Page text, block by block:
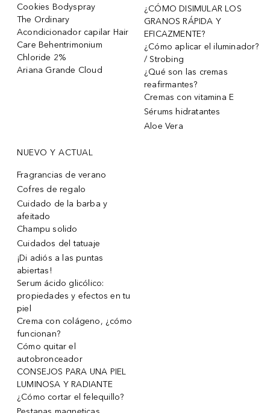
Cookies Bodyspray
The Ordinary
Acondicionador capilar Hair
Care Behentrimonium
Chloride 2%
Ariana Grande Cloud
¿CÓMO DISIMULAR LOS
GRANOS RÁPIDA Y
EFICAZMENTE?
¿Cómo aplicar el iluminador?
/ Strobing
¿Qué son las cremas
reafirmantes?
Cremas con vitamina E
Sérums hidratantes
Aloe Vera
NUEVO Y ACTUAL
Fragrancias de verano
Cofres de regalo
Cuidado de la barba y
afeitado
Champu solido
Cuidados del tatuaje
¡Di adiós a las puntas
abiertas!
Serum ácido glicólico:
propiedades y efectos en tu
piel
Crema con colágeno, ¿cómo
funcionan?
Cómo quitar el
autobronceador
CONSEJOS PARA UNA PIEL
LUMINOSA Y RADIANTE
¿Cómo cortar el felequillo?